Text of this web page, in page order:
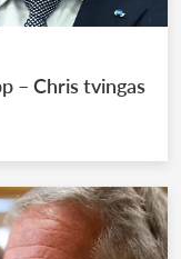
– Chris tvingas